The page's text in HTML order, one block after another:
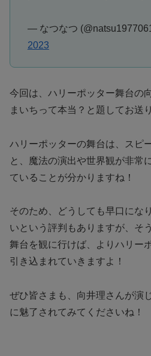
— なつなつ
2023
今回は、ハリーポッター舞台の
まいちって本当？と題してお送
ハリーポッターの舞台は、スピ
と、魔法の演出や世界観が非常
ていることが分かりますね！
そのため、どうしても早口にな
いという評判もありますが、そ
舞台を観に行けば、よりハリー
引き込まれていきますよ！
ぜひ皆さまも、向井理さんが演
に魅了されてみてくださいね！